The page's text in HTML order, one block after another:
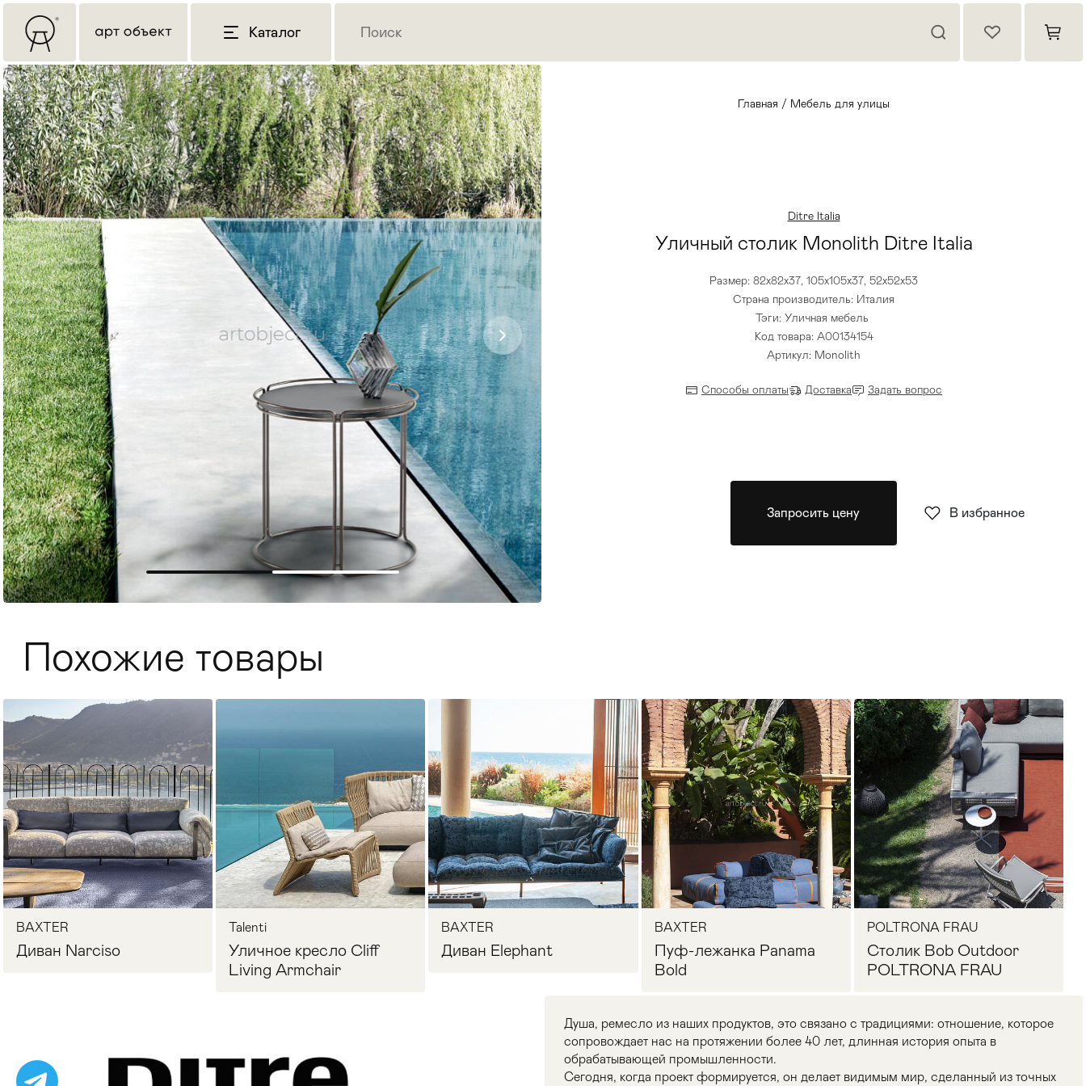
Каталог
Кровати
Столы >
Стулья >
Комоды и тумбы
Двери и перегородки
Главная / Мебель для улицы
Ditre Italia
Уличный столик Monolith Ditre Italia
Размер: 82х82х37, 105х105х37, 52х52х53
Страна производитель: Италия
Тэги: Уличная мебель
Код товара: А00134154
Артикул: Monolith
Способы оплаты Доставка Задать вопрос
Запросить цену В избранное
Похожие товары
BAXTER
Диван Narciso
Talenti
Уличное кресло Cliff
Living Armchair
BAXTER
Диван Elephant
BAXTER
Пуф-лежанка Panama
Bold
POLTRONA FRAU
Столик Bob Outdoor
POLTRONA FRAU
Душа, ремесло из наших продуктов, это связано с традициями: отношение, которое
сопровождает нас на протяжении более 40 лет, длинная история опыта в
обрабатывающей промышленности.
Сегодня, когда проект формируется, он делает видимым мир, сделанный из точных